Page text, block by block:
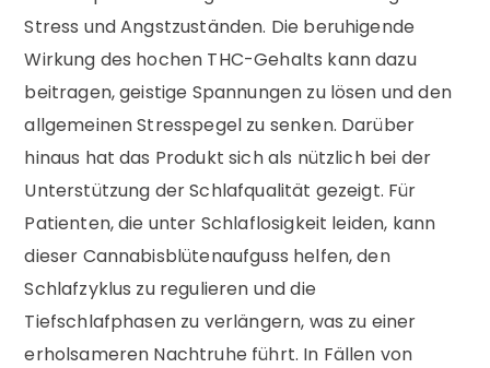
Stress und Angstzuständen. Die beruhigende
Wirkung des hochen THC-Gehalts kann dazu
beitragen, geistige Spannungen zu lösen und den
allgemeinen Stresspegel zu senken. Darüber
hinaus hat das Produkt sich als nützlich bei der
Unterstützung der Schlafqualität gezeigt. Für
Patienten, die unter Schlaflosigkeit leiden, kann
dieser Cannabisblütenaufguss helfen, den
Schlafzyklus zu regulieren und die
Tiefschlafphasen zu verlängern, was zu einer
erholsameren Nachtruhe führt. In Fällen von